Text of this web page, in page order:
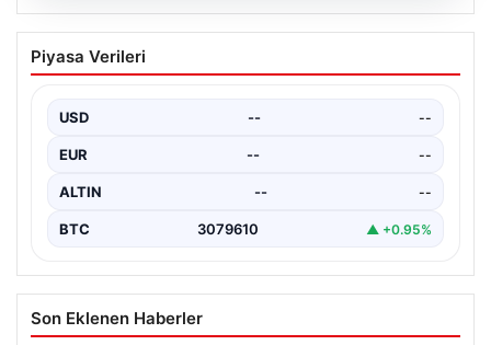
05.08.2026
Bolu’da Çirkin Olay: Yavru Kediyi Önce
Sevdi, Sonra Canice Boğdu
derinden sarstı. Beşkavaklar Mahallesi Melis Sokak’ta
meydana…
Piyasa Verileri
USD -- --
EUR -- --
ALTIN -- --
BTC 3079610 ▲ +0.95%
Son Eklenen Haberler